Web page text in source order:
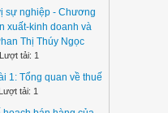
sự nghiệp - Chương
xuất-kinh doanh và
Thị Thúy Ngọc
tải: 1
1: Tổng quan về thuế
tải: 1